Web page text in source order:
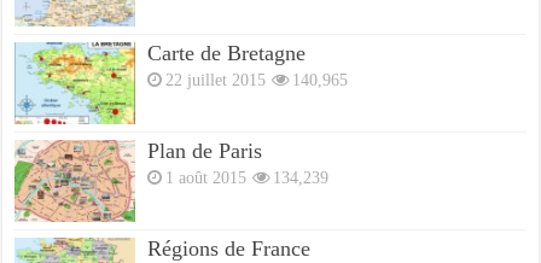
Carte de Bretagne
22 juillet 2015 140,965
Plan de Paris
1 août 2015 134,239
Régions de France